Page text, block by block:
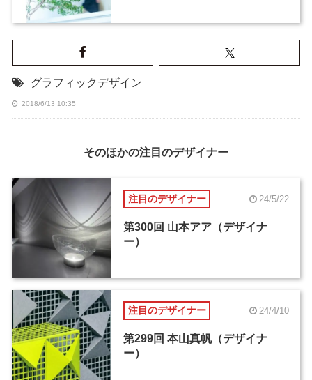
グラフィックデザイン
2018/6/13 10:35
そのほかの注目のデザイナー
注目のデザイナー 24/5/22
第300回 山本アア（デザイナ
ー）
注目のデザイナー 24/4/10
第299回 本山真帆（デザイナ
ー）